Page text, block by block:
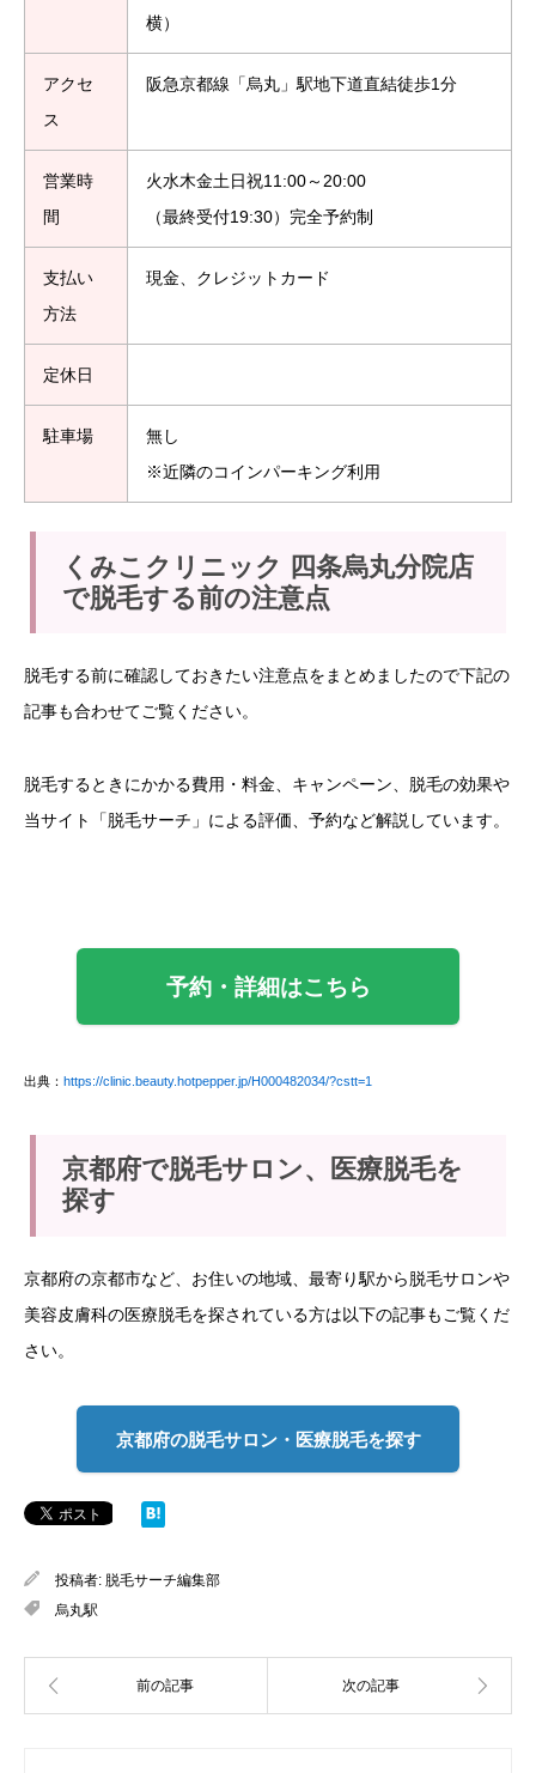
横）
アクセ
ス
阪急京都線「烏丸」駅地下道直結徒歩1分
営業時
間
火水木金土日祝11:00～20:00
（最終受付19:30）完全予約制
支払い
方法
現金、クレジットカード
定休日
駐車場
無し
※近隣のコインパーキング利用
くみこクリニック 四条烏丸分院店
で脱毛する前の注意点
脱毛する前に確認しておきたい注意点をまとめましたので下記の
記事も合わせてご覧ください。
脱毛するときにかかる費用・料金、キャンペーン、脱毛の効果や
当サイト「脱毛サーチ」による評価、予約など解説しています。
予約・詳細はこちら
出典： https://clinic.beauty.hotpepper.jp/H000482034/?cstt=1
京都府で脱毛サロン、医療脱毛を
探す
京都府の京都市など、お住いの地域、最寄り駅から脱毛サロンや
美容皮膚科の医療脱毛を探されている方は以下の記事もご覧くだ
さい。
京都府の脱毛サロン・医療脱毛を探す
投稿者: 脱毛サーチ編集部
烏丸駅